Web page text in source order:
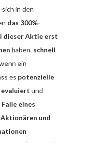
in den
das 300%-
dieser Aktie erst
haben, schnell
ein
es potenzielle
und
Falle eines
und